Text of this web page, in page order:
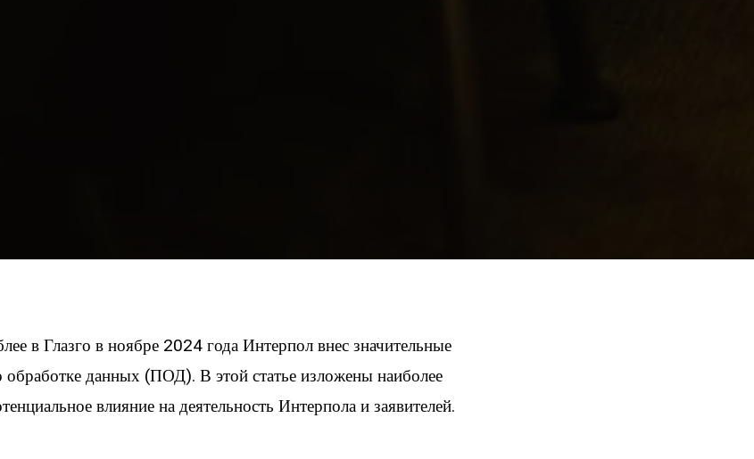
в Глазго в ноябре 2024 года Интерпол внес значительные
данных (ПОД). В этой статье изложены наиболее
влияние на деятельность Интерпола и заявителей.